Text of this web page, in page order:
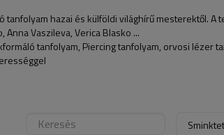
tanfolyam hazai és külföldi világhírű mesterektől. A
Anna Vaszileva, Verica Blasko ...
tanfolyam, Piercing tanfolyam, orvosi lézer